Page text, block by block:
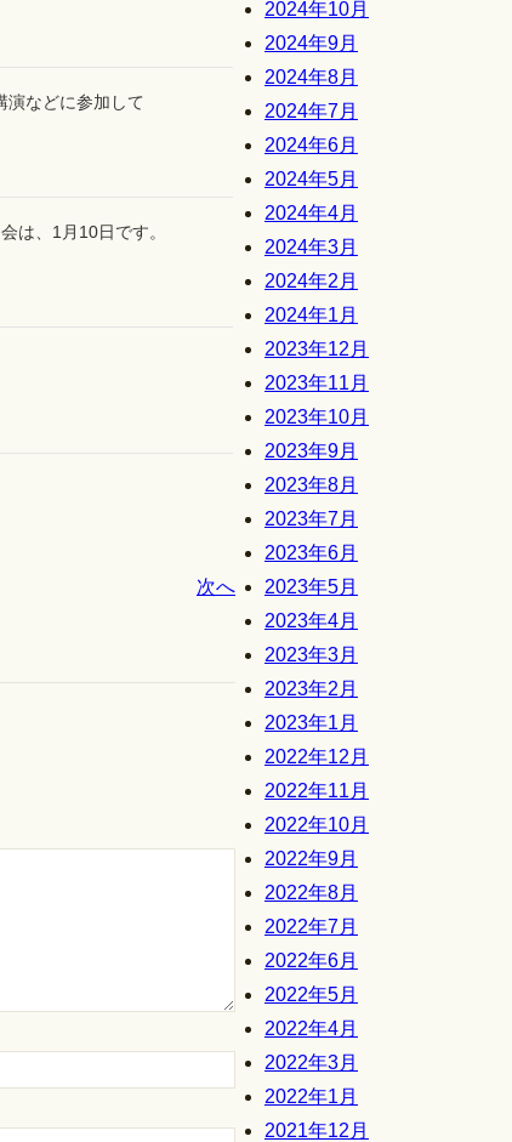
演などに参加して
は、1月10日です。
次へ
2024年10月
2024年9月
2024年8月
2024年7月
2024年6月
2024年5月
2024年4月
2024年3月
2024年2月
2024年1月
2023年12月
2023年11月
2023年10月
2023年9月
2023年8月
2023年7月
2023年6月
2023年5月
2023年4月
2023年3月
2023年2月
2023年1月
2022年12月
2022年11月
2022年10月
2022年9月
2022年8月
2022年7月
2022年6月
2022年5月
2022年4月
2022年3月
2022年1月
2021年12月